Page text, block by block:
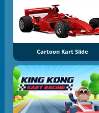
Cartoon Kart Slide